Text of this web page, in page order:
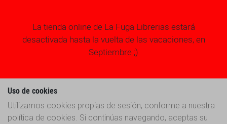
La tienda online de La Fuga Librerias estará
desactivada hasta la vuelta de las vacaciones, en
Septiembre ;)
Uso de cookies
Utilizamos cookies propias de sesión, conforme a nuestra
política de cookies. Si continúas navegando, aceptas su